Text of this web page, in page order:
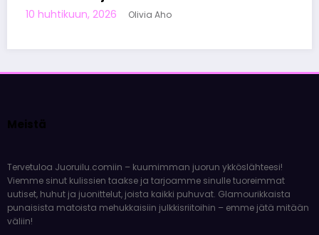
Pelipöydän ympärillä syntyneet julkkisskandaalit muistetaan
vuosia